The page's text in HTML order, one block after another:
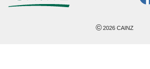
©2026 CAINZ